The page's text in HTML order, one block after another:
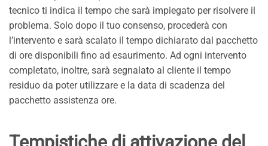
tecnico ti indica il tempo che sarà impiegato per risolvere il
problema. Solo dopo il tuo consenso, procederà con
l’intervento e sarà scalato il tempo dichiarato dal pacchetto
di ore disponibili fino ad esaurimento. Ad ogni intervento
completato, inoltre, sarà segnalato al cliente il tempo
residuo da poter utilizzare e la data di scadenza del
pacchetto assistenza ore.